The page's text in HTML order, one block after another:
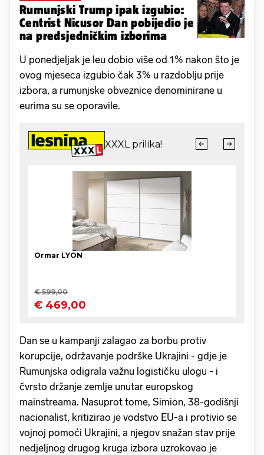
Rumunjski Trump ipak izgubio:
Centrist Nicusor Dan pobijedio je
na predsjedničkim izborima
U ponedjeljak je leu dobio više od 1% nakon što je
ovog mjeseca izgubio čak 3% u razdoblju prije
izbora, a rumunjske obveznice denominirane u
eurima su se oporavile.
Dan se u kampanji zalagao za borbu protiv
korupcije, održavanje podrške Ukrajini - gdje je
Rumunjska odigrala važnu logističku ulogu - i
čvrsto držanje zemlje unutar europskog
mainstreama. Nasuprot tome, Simion, 38-godišnji
nacionalist, kritizirao je vodstvo EU-a i protivio se
vojnoj pomoći Ukrajini, a njegov snažan stav prije
nedjeljnog drugog kruga izbora uzrokovao je